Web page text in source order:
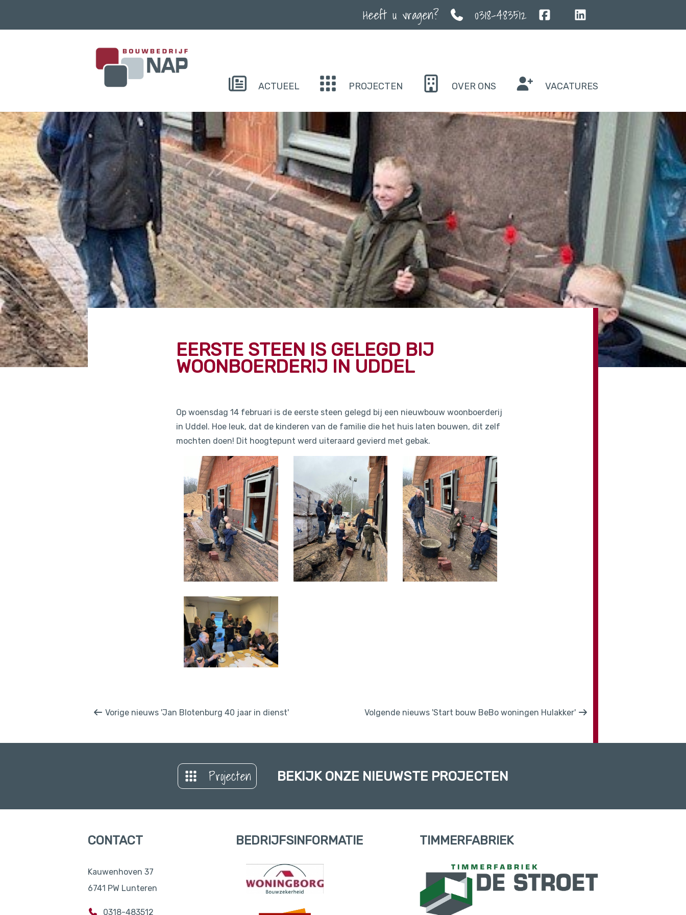
Heeft u vragen? 0318-483512
ACTUEEL PROJECTEN OVER ONS VACATURES
EERSTE STEEN IS GELEGD BIJ
WOONBOERDERIJ IN UDDEL
Op woensdag 14 februari is de eerste steen gelegd bij een nieuwbouw woonboerderij
in Uddel. Hoe leuk, dat de kinderen van de familie die het huis laten bouwen, dit zelf
mochten doen! Dit hoogtepunt werd uiteraard gevierd met gebak.
Volgende nieuws 'Start bouw BeBo woningen Hulakker'
Vorige nieuws 'Jan Blotenburg 40 jaar in dienst'
Projecten BEKIJK ONZE NIEUWSTE PROJECTEN
CONTACT
Kauwenhoven 37
6741 PW Lunteren
0318-483512
BEDRIJFSINFORMATIE TIMMERFABRIEK